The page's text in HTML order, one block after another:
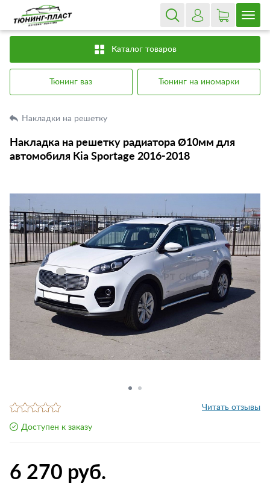
Каталог товаров
Тюнинг ваз Тюнинг на иномарки
Накладки на решетку
Накладка на решетку радиатора Ø10мм для
автомобиля Kia Sportage 2016-2018
Читать отзывы
Доступен к заказу
6 270 руб.